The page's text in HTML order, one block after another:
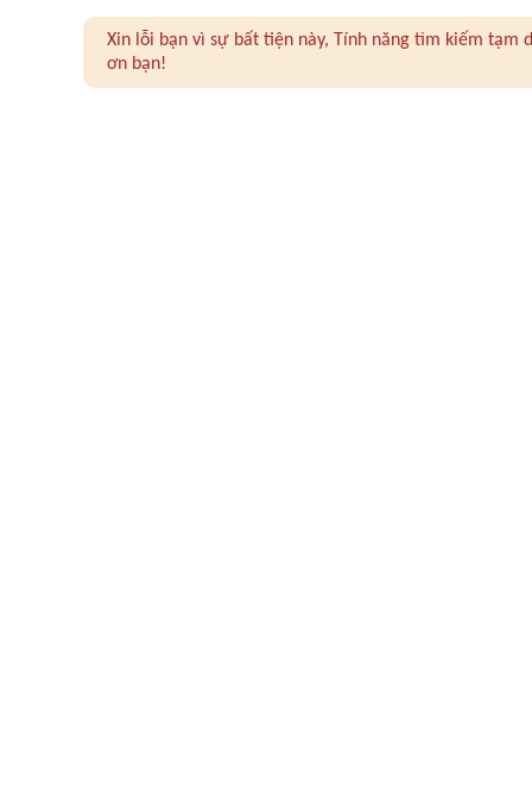
Xin lỗi bạn vì sự bất tiện này, Tính năng tìm kiếm
ơn bạn!